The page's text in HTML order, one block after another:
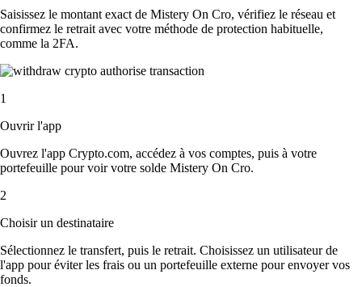
Saisissez le montant exact de Mistery On Cro, vérifiez le réseau et
confirmez le retrait avec votre méthode de protection habituelle,
comme la 2FA.
1
Ouvrir l'app
Ouvrez l'app Crypto.com, accédez à vos comptes, puis à votre
portefeuille pour voir votre solde Mistery On Cro.
2
Choisir un destinataire
Sélectionnez le transfert, puis le retrait. Choisissez un utilisateur de
l'app pour éviter les frais ou un portefeuille externe pour envoyer vos
fonds.